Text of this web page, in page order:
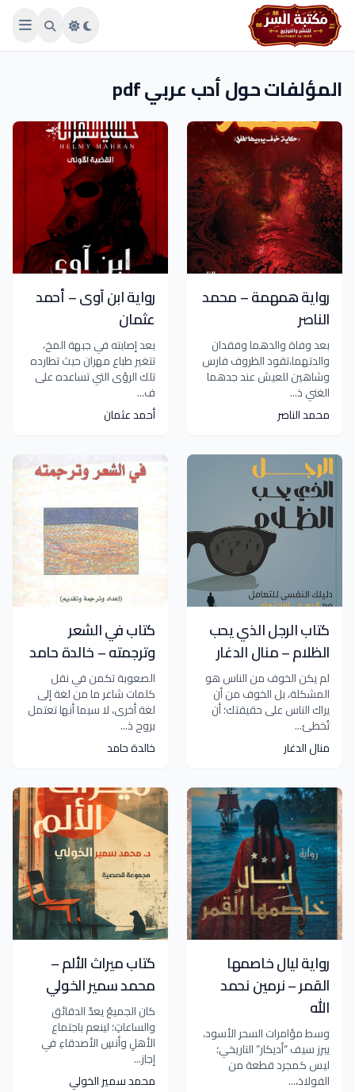
Skip to main content
المؤلفات حول أدب عربي pdf
رواية همهمة – محمد
الناصر
بعد وفاة والدهما وفقدان
والدتهما،تقود الظروف فارس
وشاهين للعيش عند جدهما
الغني ذ...
محمد الناصر
رواية ابن آوى – أحمد
عثمان
بعد إصابته في جبهة المخ،
تتغير طباع مهران حيث تطارده
تلك الرؤى التي تساعده على
ف...
أحمد عثمان
كتاب الرجل الذي يحب
الظلام – منال الدغار
لم يكن الخوف من الناس هو
المشكلة، بل الخوف من أن
يراك الناس على حقيقتك؛ أن
تُخطئ...
منال الدغار
كتاب في الشعر
وترجمته – خالدة حامد
الصعوبة تكمن في نقل
كلمات شاعر ما من لغة إلى
لغة أخرى، لا سيما أنها تعتمل
بروح ذ...
خالدة حامد
رواية ليال خاصمها
القمر – نرمين نحمد
الله
وسط مؤامرات السحر الأسود،
يبرز سيف “أديكار” التاريخي؛
ليس كمجرد قطعة من
الفولاذ،...
كتاب ميراث الألم –
محمد سمير الخولي
كان الجميعُ يعدّ الدقائق
والساعاتِ؛ لينعم باجتماع
الأهلِ وأنسِ الأصدقاءِ في
إجاز...
محمد سمير الخولي